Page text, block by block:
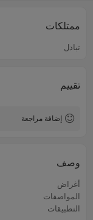
ممتلكات
تبادل
تقييم
إضافة مراجعة
وصف
أغراض
المواصفات
التطبيقات